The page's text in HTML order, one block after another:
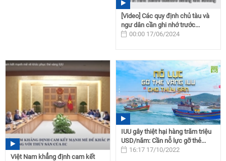
[Video] Các quy định chủ tàu và
ngư dân cần ghi nhớ trước...
00:00 17/06/2024
Việt Nam khẳng định cam kết
IUU gây thiệt hại hàng trăm triệu
USD/năm: Cần nỗ lực gỡ thẻ...
16:17 17/10/2022